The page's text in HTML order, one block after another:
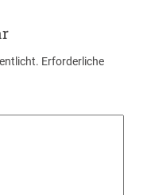
Erforderliche